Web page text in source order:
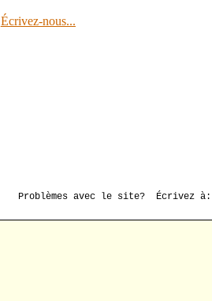
Écrivez-nous...
Problèmes avec le site? Écrivez à: